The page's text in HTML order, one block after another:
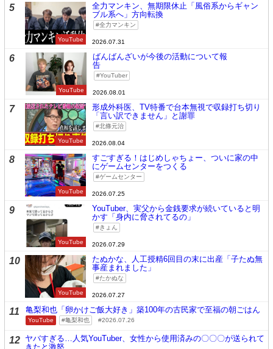
5
YouTube
全力マンキン、無期限休止「風俗系からギャン
ブル系へ」方向転換
全力マンキン
2026.07.31
6
YouTube
ばんばんざいが今後の活動について報
告
YouTuber
2026.08.01
7
YouTube
形成外科医、TV特番で台本無視で収録打ち切り
「言い訳できません」と謝罪
北條元治
2026.08.04
8
YouTube
すごすぎる！はじめしゃちょー、ついに家の中
にゲームセンターをつくる
ゲームセンター
2026.07.25
9
YouTube
YouTuber、実父から金銭要求が続いていると明
かす「身内に脅されてるの」
きょん
2026.07.29
10
YouTube
たぬかな、人工授精6回目の末に出産「子たぬ無
事産まれました」
たかぬな
2026.07.27
11 亀梨和也「卵かけご飯大好き」築100年の古民家で至福の朝ごはん
YouTube 亀梨和也 2026.07.26
12 ヤバすぎる…人気YouTuber、女性から使用済みの〇〇〇が送られて
きたと激怒